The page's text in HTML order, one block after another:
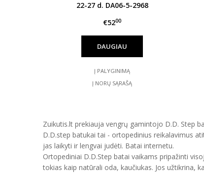
22-27 d. DA06-5-2968
€5200
DAUGIAU
Į PALYGINIMĄ
Į NORŲ SĄRAŠĄ
Zuikutis.lt prekiauja vengrų gamintojo D.D. Step
D.D.step batukai tai - ortopedinius reikalavimus
jas laikyti ir lengvai judėti. Batai internetu.
Ortopediniai D.D.Step batai vaikams pripažinti
tokias kaip natūrali oda, kaučiukas. Jos užtikrina,